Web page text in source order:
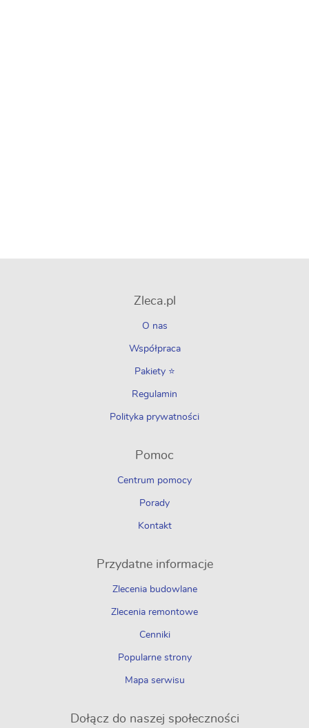
Zleca.pl
O nas
Współpraca
Pakiety ⭐
Regulamin
Polityka prywatności
Pomoc
Centrum pomocy
Porady
Kontakt
Przydatne informacje
Zlecenia budowlane
Zlecenia remontowe
Cenniki
Popularne strony
Mapa serwisu
Dołącz do naszej społeczności